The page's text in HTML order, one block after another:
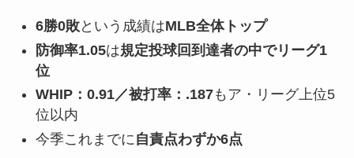
6勝0敗という成績はMLB全体トップ
防御率1.05は規定投球回到達者の中でリーグ1
位
WHIP：0.91／被打率：.187もア・リーグ上位5
位以内
今季これまでに 自責点わずか6点